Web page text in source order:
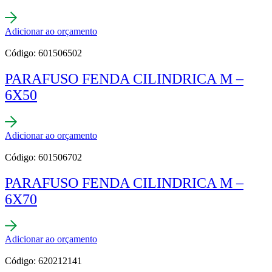
Adicionar ao orçamento
Código: 601506502
PARAFUSO FENDA CILINDRICA M –
6X50
Adicionar ao orçamento
Código: 601506702
PARAFUSO FENDA CILINDRICA M –
6X70
Adicionar ao orçamento
Código: 620212141